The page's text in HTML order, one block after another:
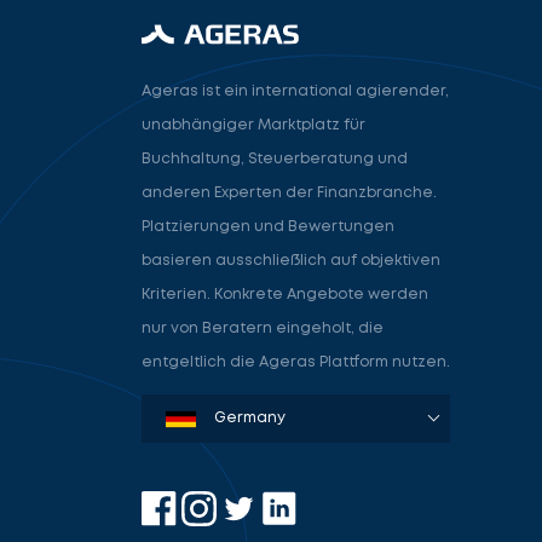
Ageras ist ein international agierender,
unabhängiger Marktplatz für
Buchhaltung, Steuerberatung und
anderen Experten der Finanzbranche.
Platzierungen und Bewertungen
basieren ausschließlich auf objektiven
Kriterien. Konkrete Angebote werden
nur von Beratern eingeholt, die
entgeltlich die Ageras Plattform nutzen.
Denmark
Sweden
Norway
Netherlands
Germany
USA